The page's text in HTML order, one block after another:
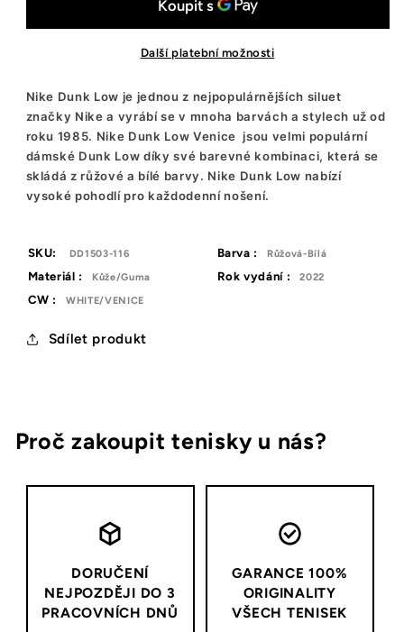
(W)
Venice
(W)
Další platební možnosti
Nike Dunk Low je jednou z nejpopulárnějších siluet
značky Nike a vyrábí se v mnoha barvách a stylech už od
roku 1985. Nike Dunk Low Venice jsou velmi populární
dámské Dunk Low díky své barevné kombinaci, která se
skládá z růžové a bílé barvy. Nike Dunk Low nabízí
vysoké pohodlí pro každodenní nošení.
SKU: DD1503-116 Barva : Růžová-Bílá
Materiál : Kůže/Guma Rok vydání : 2022
CW : WHITE/VENICE
Sdílet produkt
Proč zakoupit tenisky u nás?
DORUČENÍ
NEJPOZDĚJI DO 3
PRACOVNÍCH DNŮ
GARANCE 100%
ORIGINALITY
VŠECH TENISEK